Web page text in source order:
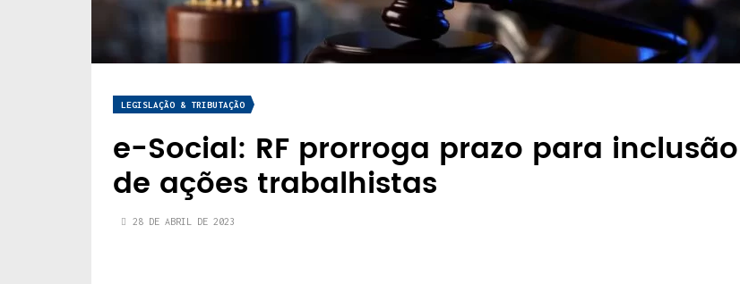
LEGISLAÇÃO & TRIBUTAÇÃO
e-Social: RF prorroga prazo para inclusão
de ações trabalhistas
28 DE ABRIL DE 2023